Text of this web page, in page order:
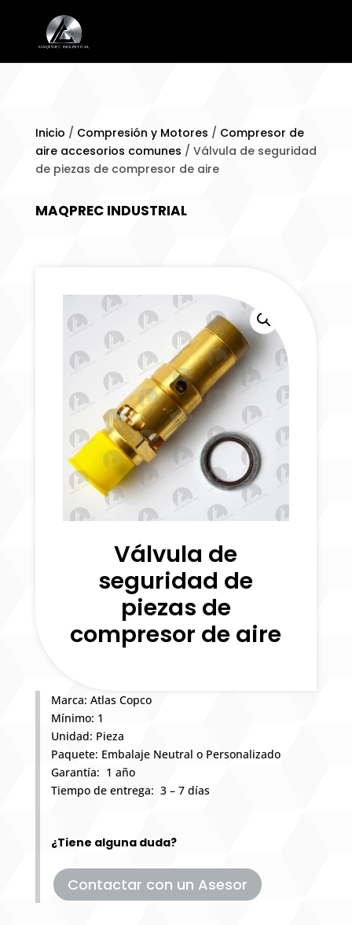
Inicio / Compresión y Motores / Compresor de
aire accesorios comunes / Válvula de seguridad
de piezas de compresor de aire
MAQPREC INDUSTRIAL
Válvula de
seguridad de
piezas de
compresor de aire
Marca: Atlas Copco
Mínimo: 1
Unidad: Pieza
Paquete: Embalaje Neutral o Personalizado
Garantía: 1 año
Tiempo de entrega: 3 – 7 días
¿Tiene alguna duda?
Contactar con un Asesor